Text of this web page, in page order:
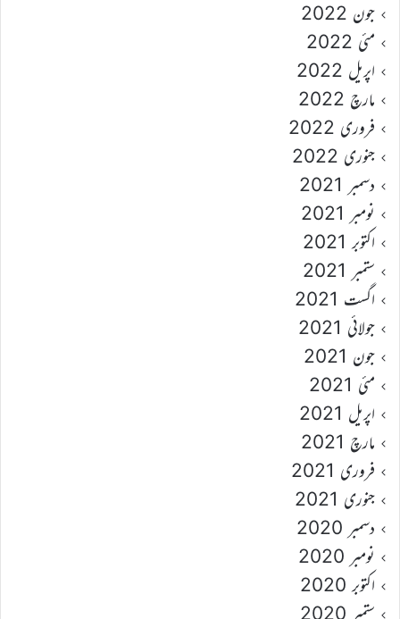
جون 2022
مئی 2022
اپریل 2022
مارچ 2022
فروری 2022
جنوری 2022
دسمبر 2021
نومبر 2021
اکتوبر 2021
ستمبر 2021
اگست 2021
جولائی 2021
جون 2021
مئی 2021
اپریل 2021
مارچ 2021
فروری 2021
جنوری 2021
دسمبر 2020
نومبر 2020
اکتوبر 2020
ستمبر 2020